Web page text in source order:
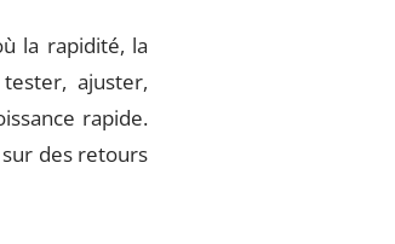
la rapidité, la
ajuster,
rapide.
des retours